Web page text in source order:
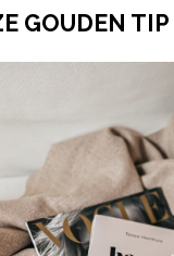
GOUDEN TIP